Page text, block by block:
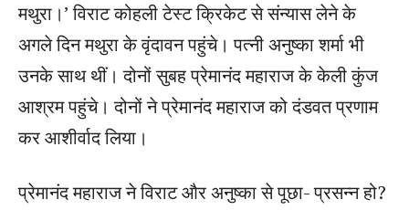
मथुरा।’ विराट कोहली टेस्ट क्रिकेट से संन्यास लेने के
अगले दिन मथुरा के वृंदावन पहुंचे। पत्नी अनुष्का शर्मा भी
उनके साथ थीं। दोनों सुबह प्रेमानंद महाराज के केली कुंज
आश्रम पहुंचे। दोनों ने प्रेमानंद महाराज को दंडवत प्रणाम
कर आशीर्वाद लिया।
प्रेमानंद महाराज ने विराट और अनुष्का से पूछा- प्रसन्न हो?